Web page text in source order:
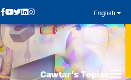
English
Cawtar’s Topics